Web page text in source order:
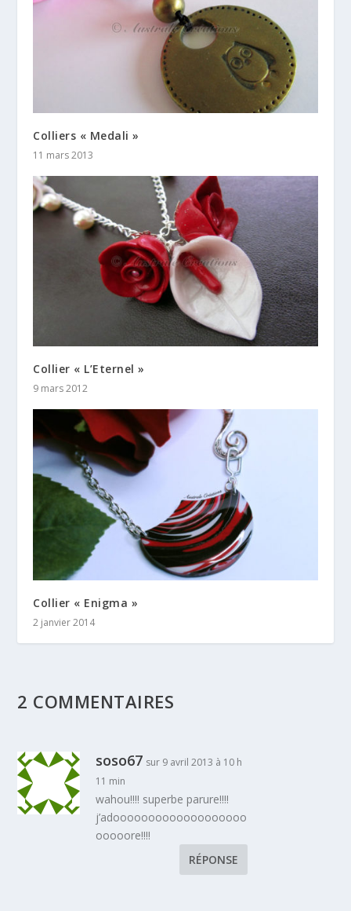
Colliers « Medali »
11 mars 2013
Collier « L’Eternel »
9 mars 2012
Collier « Enigma »
2 janvier 2014
2 COMMENTAIRES
soso67 sur 9 avril 2013 à 10 h
11 min
wahou!!!! superbe parure!!!!
j’adooooooooooooooooooo
ooooore!!!!
RÉPONSE